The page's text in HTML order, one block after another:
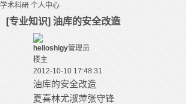
学术科研 个人中心
[专业知识] 油库的安全改造
helloshigy管理员
楼主
2012-10-10 17:48:31
油库的安全改造
夏喜林尤淑萍张守锋